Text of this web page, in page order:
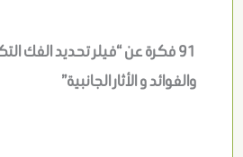
91 فكرة عن “فيلر تحديد الفك
والفوائد و الأثار الجانبية”